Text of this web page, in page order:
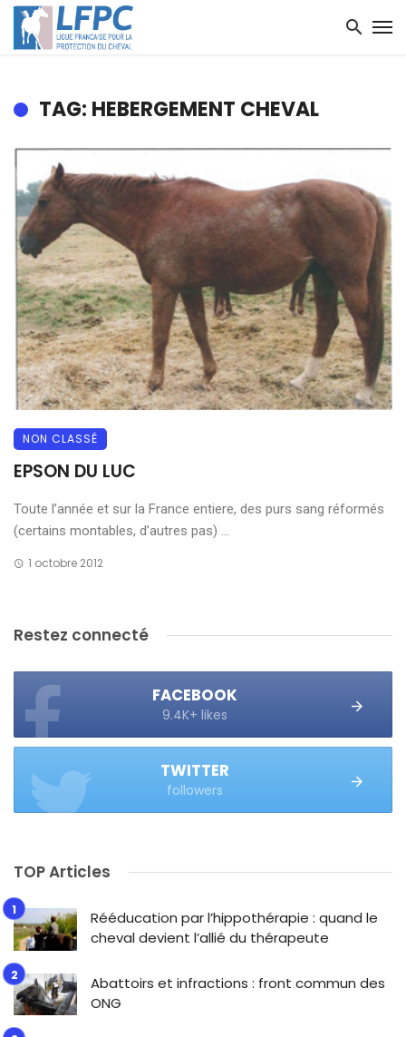
TAG: HEBERGEMENT CHEVAL
NON CLASSÉ
EPSON DU LUC
Toute l’année et sur la France entiere, des purs sang réformés
(certains montables, d’autres pas) ...
1 octobre 2012
Restez connecté
FACEBOOK
9.4K+ likes
TWITTER
followers
TOP Articles
Rééducation par l’hippothérapie : quand le
cheval devient l’allié du thérapeute
Abattoirs et infractions : front commun des
ONG